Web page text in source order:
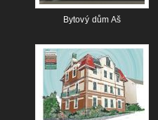
Bytový dům Aš